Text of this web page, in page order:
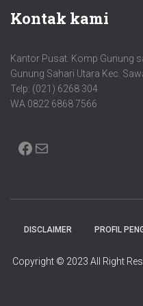
Kontak kami
Kantor Pusat. Komp Gunung
Gunung Sahari Utara Kec.
Telp: (021) 6268 304
WA 0822 6868 7566
FACEBOOK
DISCLAIMER PROFIL
Copyright © 2023 All Right